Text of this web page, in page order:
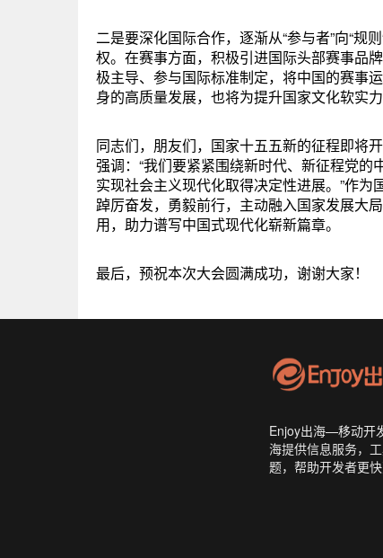
二是要深化国际合作，逐渐从“参与者”向“
权。在赛事方面，积极引进国际头部赛事品
极主导、参与国际标准制定，将中国的赛事
身的高质量发展，也将为提升国家文化软实
同志们，朋友们，国家十五五新的征程即将
强调：“我们要紧紧围绕新时代、新征程党的
实现社会主义现代化取得决定性进展。”作
踔厉奋发，勇毅前行，主动融入国家发展大
用，助力谱写中国式现代化崭新篇章。
最后，预祝本次大会圆满成功，谢谢大家！
Enjoy出海—移动开
海提供信息服务，
题，帮助开发者更